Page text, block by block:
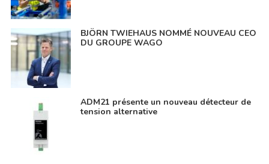
BJÖRN TWIEHAUS NOMMÉ NOUVEAU CEO
DU GROUPE WAGO
ADM21 présente un nouveau détecteur de
tension alternative